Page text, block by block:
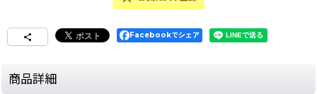
Facebookでシェア
商品詳細